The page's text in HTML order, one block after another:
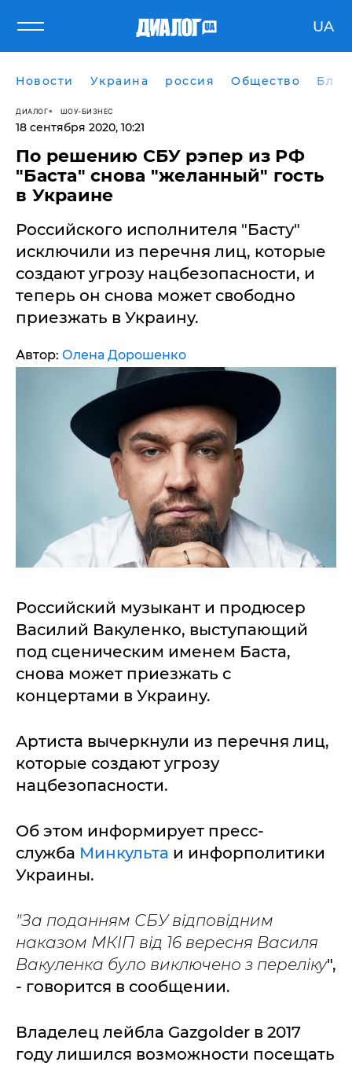
UA
Новости Украина россия Общество
ДИАЛОГ ШОУ-БИЗНЕС
18 сентября 2020, 10:21
По решению СБУ рэпер из РФ
"Баста" снова "желанный" гость
в Украине
Российского исполнителя "Басту"
исключили из перечня лиц, которые
создают угрозу нацбезопасности, и
теперь он снова может свободно
приезжать в Украину.
Автор: Олена Дорошенко
Российский музыкант и продюсер
Василий Вакуленко, выступающий
под сценическим именем Баста,
снова может приезжать с
концертами в Украину.
Артиста вычеркнули из перечня лиц,
которые создают угрозу
нацбезопасности.
Об этом информирует пресс-
служба Минкульта и инфорполитики
Украины.
"За поданням СБУ відповідним
наказом МКІП від 16 вересня Василя
Вакуленка було виключено з переліку",
- говорится в сообщении.
Владелец лейбла Gazgolder в 2017
году лишился возможности посещать